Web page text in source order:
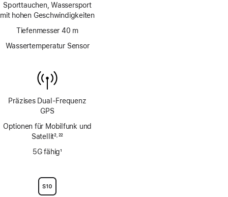
Sporttauchen, Wassersport
mit hohen Geschwindigkeiten
Tiefenmesser 40 m
Wassertemperatur Sensor
Präzises Dual‑Frequenz
GPS
Optionen für Mobilfunk und
Satellit2, 22
5G fähig1